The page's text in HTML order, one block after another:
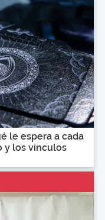
le espera a cada
y los vínculos